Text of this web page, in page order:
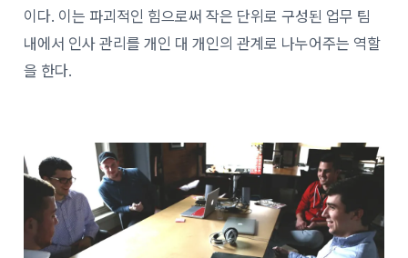
이다. 이는 파괴적인 힘으로써 작은 단위로 구성된 업무 팀
내에서 인사 관리를 개인 대 개인의 관계로 나누어주는 역할
을 한다.